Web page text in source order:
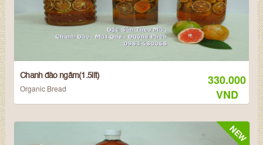
Chanh đào ngâm(1.5lít)
Organic Bread
330.000
VND
NEW